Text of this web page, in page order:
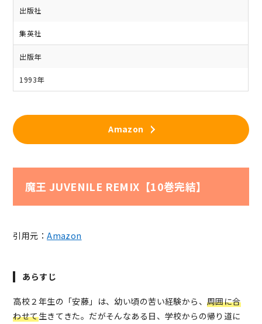
出版社
集英社
出版年
1993年
Amazon
魔王 JUVENILE REMIX【10巻完結】
引用元：Amazon
あらすじ
高校２年生の「安藤」は、幼い頃の苦い経験から、周囲に合
わせて生きてきた。だがそんなある日、学校からの帰り道に